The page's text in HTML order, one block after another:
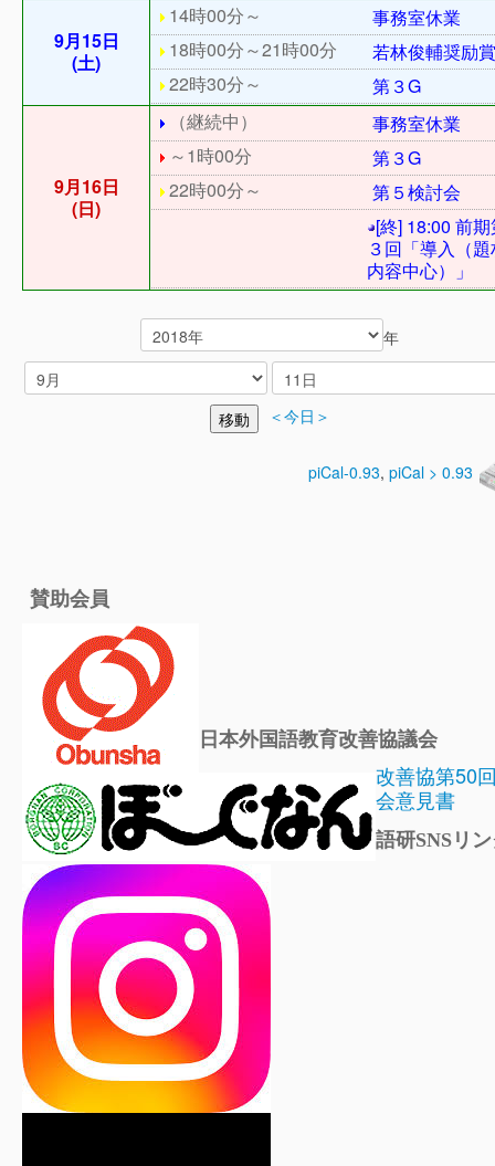
9月15日
(土)
14時00分～
事務室休業
18時00分～21時00分
若林俊輔奨励賞
22時30分～
第３G
9月16日
(日)
（継続中）
事務室休業
～1時00分
第３G
22時00分～
第５検討会
[終] 18:00 前
３回「導入（
内容中心）」
年
＜今日＞
piCal-0.93, piCal > 0.93
賛助会員
日本外国語教育改善協議会
改善協第50
会意見書
語研SNSリ